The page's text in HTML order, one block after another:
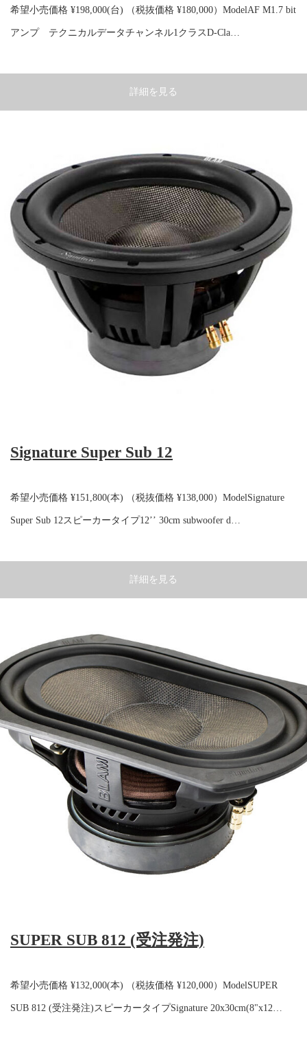
希望小売価格 ¥198,000(台) （税抜価格 ¥180,000）ModelAF M1.7 bit
アンプ テクニカルデータチャンネル1クラスD-Cla…
詳細を見る
Signature Super Sub 12
希望小売価格 ¥151,800(本) （税抜価格 ¥138,000）ModelSignature
Super Sub 12スピーカータイプ12’’ 30cm subwoofer d…
詳細を見る
SUPER SUB 812 (受注発注)
希望小売価格 ¥132,000(本) （税抜価格 ¥120,000）ModelSUPER
SUB 812 (受注発注)スピーカータイプSignature 20x30cm(8"x12…